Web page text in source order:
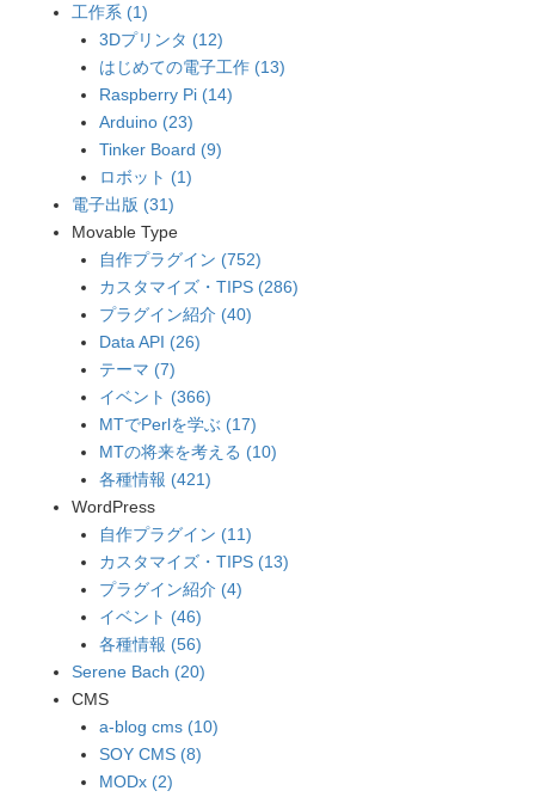
工作系 (1)
3Dプリンタ (12)
はじめての電子工作 (13)
Raspberry Pi (14)
Arduino (23)
Tinker Board (9)
ロボット (1)
電子出版 (31)
Movable Type
自作プラグイン (752)
カスタマイズ・TIPS (286)
プラグイン紹介 (40)
Data API (26)
テーマ (7)
イベント (366)
MTでPerlを学ぶ (17)
MTの将来を考える (10)
各種情報 (421)
WordPress
自作プラグイン (11)
カスタマイズ・TIPS (13)
プラグイン紹介 (4)
イベント (46)
各種情報 (56)
Serene Bach (20)
CMS
a-blog cms (10)
SOY CMS (8)
MODx (2)